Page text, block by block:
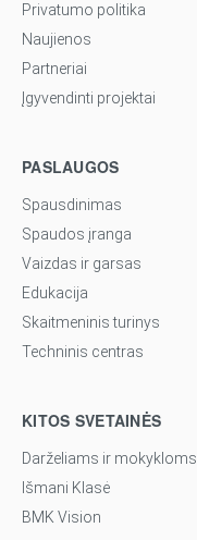
Privatumo politika
Naujienos
Partneriai
Įgyvendinti projektai
PASLAUGOS
Spausdinimas
Spaudos įranga
Vaizdas ir garsas
Edukacija
Skaitmeninis turinys
Techninis centras
KITOS SVETAINĖS
Darželiams ir mokykloms
Išmani Klasė
BMK Vision